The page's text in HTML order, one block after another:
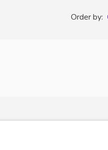
Order by: